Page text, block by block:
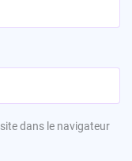
dans le navigateur